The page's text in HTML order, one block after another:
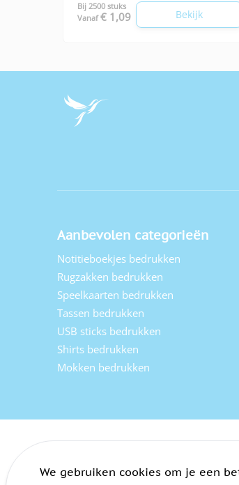
Bij 2500 stuks
Vanaf € 1,09 Bekijk
Aanbevolen categorieën
Notitieboekjes bedrukken
Rugzakken bedrukken
Speelkaarten bedrukken
Tassen bedrukken
USB sticks bedrukken
Shirts bedrukken
Mokken bedrukken
We gebruiken cookies om je een